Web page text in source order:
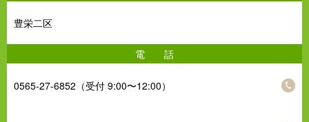
豊栄二区
電 話
0565-27-6852（受付 9:00〜12:00）